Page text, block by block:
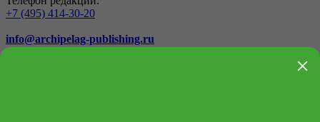
+7 (495) 414-30-20
info@archipelag-publishing.ru
×